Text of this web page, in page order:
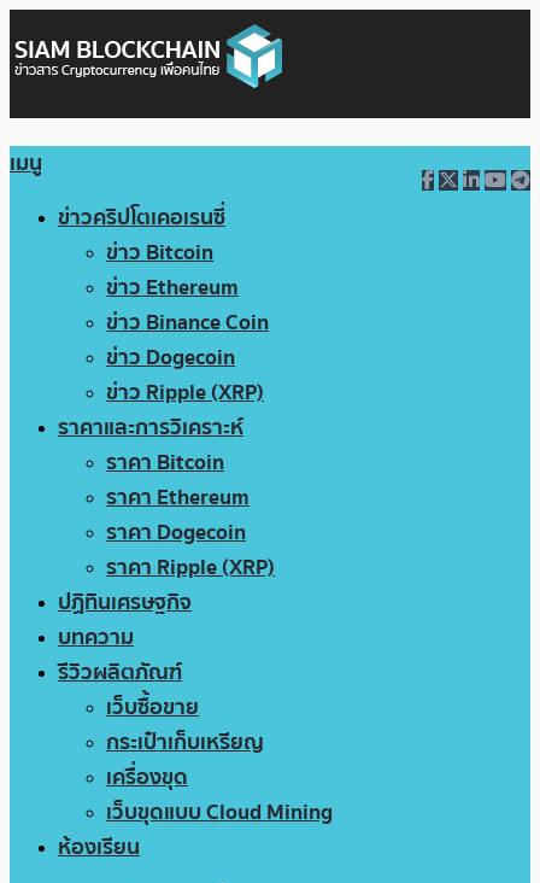
เมนู
ข่าวคริปโตเคอเรนซี่
ข่าว Bitcoin
ข่าว Ethereum
ข่าว Binance Coin
ข่าว Dogecoin
ข่าว Ripple (XRP)
ราคาและการวิเคราะห์
ราคา Bitcoin
ราคา Ethereum
ราคา Dogecoin
ราคา Ripple (XRP)
ปฏิทินเศรษฐกิจ
บทความ
รีวิวผลิตภัณฑ์
เว็บซื้อขาย
กระเป๋าเก็บเหรียญ
เครื่องขุด
เว็บขุดแบบ Cloud Mining
ห้องเรียน